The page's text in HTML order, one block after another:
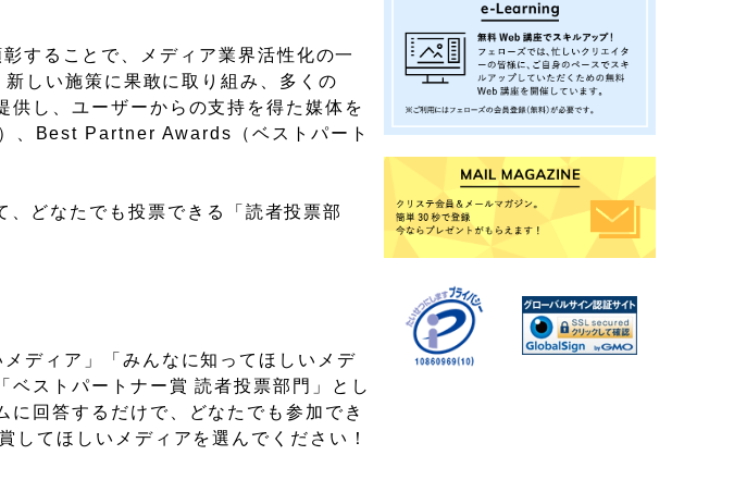
することで、メディア業界活性化の一
しい施策に果敢に取り組み、多くの
供し、ユーザーからの支持を得た媒体を
、Best Partner Awards（ベストパート
どなたでも投票できる「読者投票部
ディア」「みんなに知ってほしいメデ
ベストパートナー賞 読者投票部門」とし
回答するだけで、どなたでも参加でき
してほしいメディアを選んでください！